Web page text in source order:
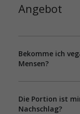
Angebot
Bekomme ich
Mensen?
Die Portion ist
Nachschlag?